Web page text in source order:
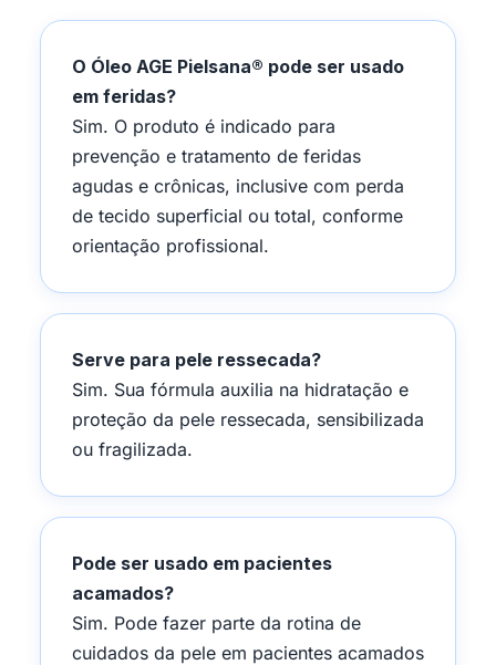
O Óleo AGE Pielsana® pode ser usado
em feridas?
Sim. O produto é indicado para
prevenção e tratamento de feridas
agudas e crônicas, inclusive com perda
de tecido superficial ou total, conforme
orientação profissional.
Serve para pele ressecada?
Sim. Sua fórmula auxilia na hidratação e
proteção da pele ressecada, sensibilizada
ou fragilizada.
Pode ser usado em pacientes
acamados?
Sim. Pode fazer parte da rotina de
cuidados da pele em pacientes acamados